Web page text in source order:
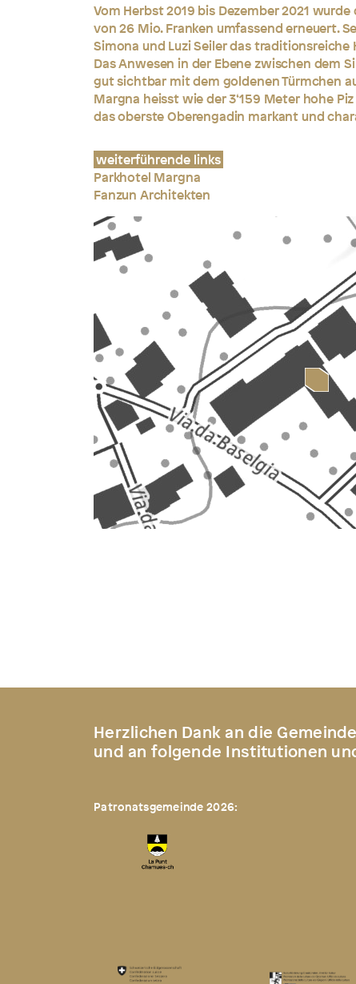
Vom Herbst 2019 bis Dezember 2021
von 26 Mio. Franken umfassend erneuert.
Simona und Luzi Seiler das traditionsreiche
Das Anwesen in der Ebene zwischen dem
gut sichtbar mit dem goldenen Türmchen
Margna heisst wie der 3‘159 Meter hohe
das oberste Oberengadin markant und
weiterführende links
Parkhotel Margna
Fanzun Architekten
Herzlichen Dank an die
und an folgende Institutionen
Patronatsgemeinde 2026: